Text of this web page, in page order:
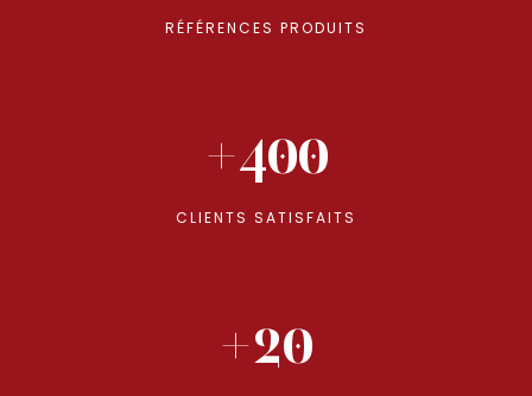
RÉFÉRENCES PRODUITS
+400
CLIENTS SATISFAITS
+20